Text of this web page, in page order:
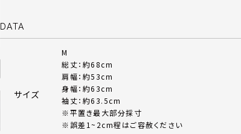
DATA
サイズ
M
総丈：約68cm
肩幅：約53cm
身幅：約63cm
袖丈：約63.5cm
※平置き最大部分採寸
※誤差1~2cm程はご容赦ください